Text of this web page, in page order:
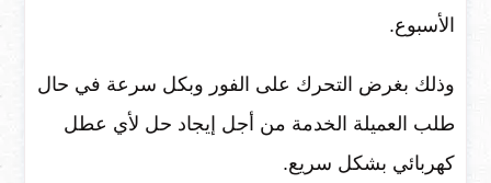
الأسبوع.
وذلك بغرض التحرك على الفور وبكل سرعة في حال
طلب العميلة الخدمة من أجل إيجاد حل لأي عطل
كهربائي بشكل سريع.